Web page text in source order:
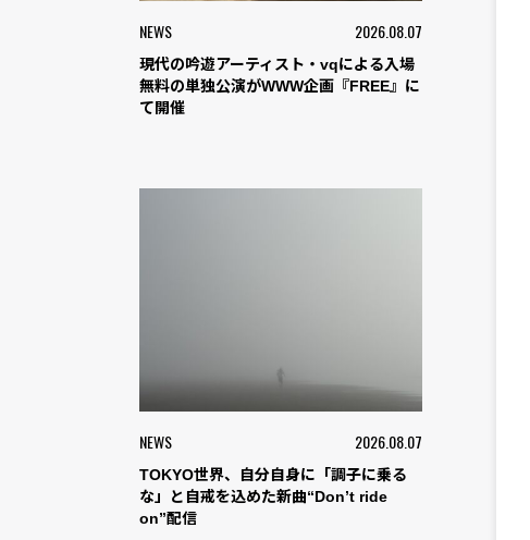
NEWS 2026.08.07
現代の吟遊アーティスト・vqによる入場
無料の単独公演がWWW企画『FREE』に
て開催
NEWS 2026.08.07
TOKYO世界、自分自身に「調子に乗る
な」と自戒を込めた新曲“Don’t ride
on”配信